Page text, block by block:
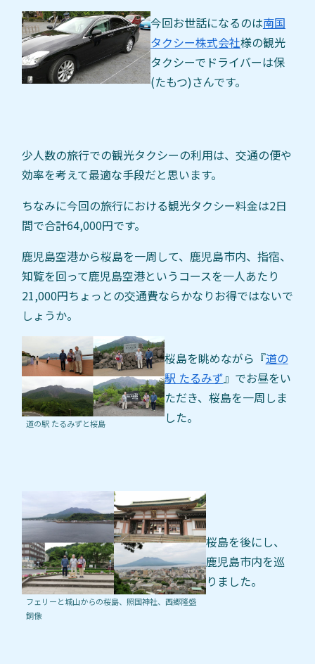
今回お世話になるのは南国
タクシー株式会社様の観光
タクシーでドライバーは保
(たもつ)さんです。
少人数の旅行での観光タクシーの利用は、交通の便や
効率を考えて最適な手段だと思います。
ちなみに今回の旅行における観光タクシー料金は2日
間で合計64,000円です。
鹿児島空港から桜島を一周して、鹿児島市内、指宿、
知覧を回って鹿児島空港というコースを一人あたり
21,000円ちょっとの交通費ならかなりお得ではないで
しょうか。
道の駅 たるみずと桜島
桜島を眺めながら『道の
駅 たるみず』でお昼をい
ただき、桜島を一周しま
した。
フェリーと城山からの桜島、照国神社、西郷隆盛
銅像
桜島を後にし、
鹿児島市内を巡
りました。